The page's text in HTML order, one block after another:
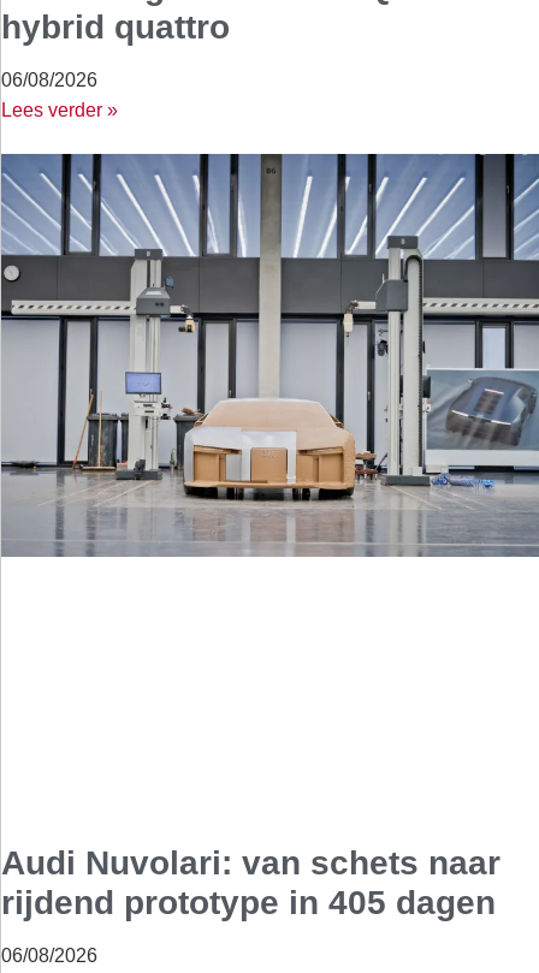
hybrid quattro
06/08/2026
Lees verder »
Audi Nuvolari: van schets naar
rijdend prototype in 405 dagen
06/08/2026